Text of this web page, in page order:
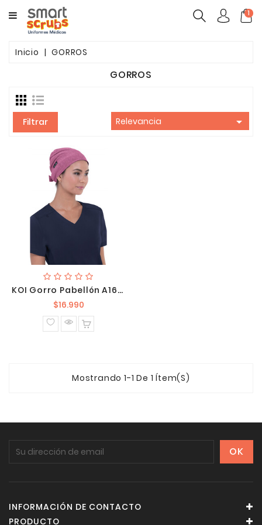
CATEGORY
MARCAS
TOONIFORMS
1
Inicio GORROS
GORROS
Filtrar Relevancia 
KOI Gorro Pabellón A161 131
$16.990Precio
normal
Mostrando 1-1 De 1 Ítem(s)
INFORMACIÓN DE CONTACTO
PRODUCTO